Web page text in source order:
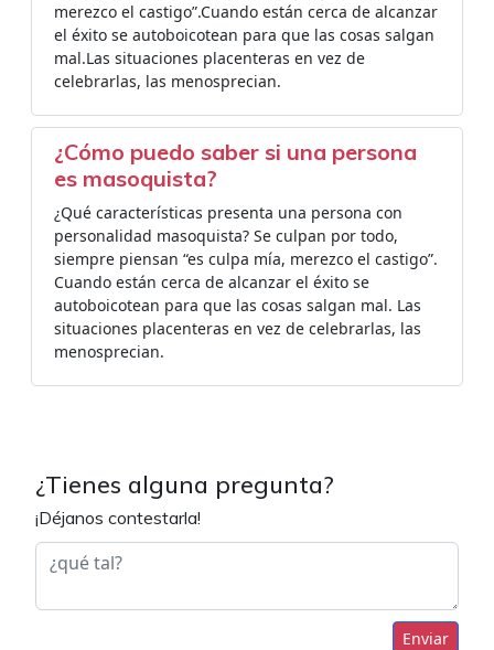
merezco el castigo”.Cuando están cerca de alcanzar
el éxito se autoboicotean para que las cosas salgan
mal.Las situaciones placenteras en vez de
celebrarlas, las menosprecian.
¿Cómo puedo saber si una persona
es masoquista?
¿Qué características presenta una persona con
personalidad masoquista? Se culpan por todo,
siempre piensan “es culpa mía, merezco el castigo”.
Cuando están cerca de alcanzar el éxito se
autoboicotean para que las cosas salgan mal. Las
situaciones placenteras en vez de celebrarlas, las
menosprecian.
¿Tienes alguna pregunta?
¡Déjanos contestarla!
Enviar